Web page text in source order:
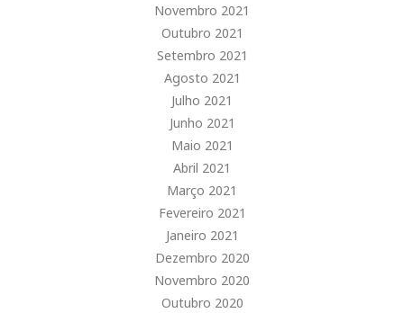
Novembro 2021
Outubro 2021
Setembro 2021
Agosto 2021
Julho 2021
Junho 2021
Maio 2021
Abril 2021
Março 2021
Fevereiro 2021
Janeiro 2021
Dezembro 2020
Novembro 2020
Outubro 2020